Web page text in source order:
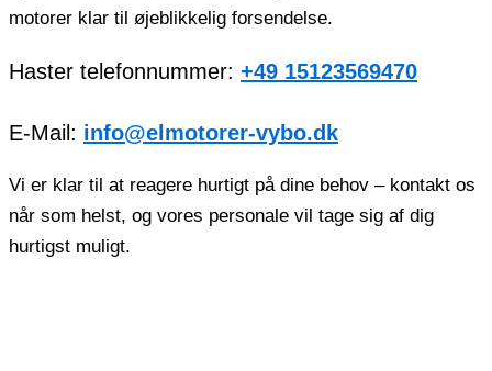
motorer klar til øjeblikkelig forsendelse.
Haster telefonnummer: +49 15123569470
E-Mail: info@elmotorer-vybo.dk
Vi er klar til at reagere hurtigt på dine behov – kontakt os
når som helst, og vores personale vil tage sig af dig
hurtigst muligt.